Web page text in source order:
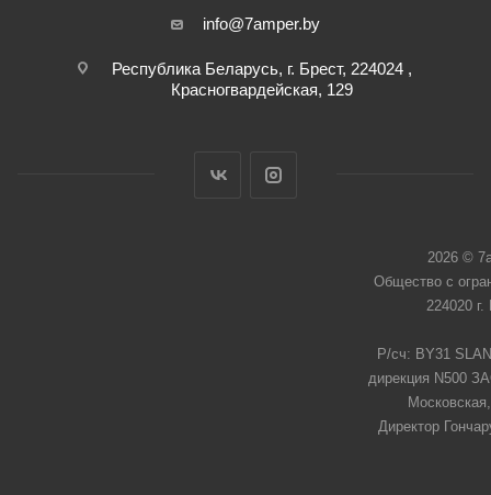
info@7amper.by
Республика Беларусь, г. Брест, 224024 ,
Красногвардейская, 129
2026 ©
Общество с
224020
Р/сч: BY31
дирекция N500
Директор